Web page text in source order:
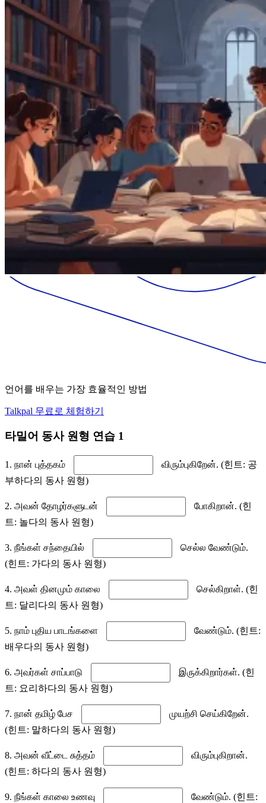
언어를 배우는 가장 효율적인 방법
Talkpal 무료로 체험하기
타밀어 동사 원형 연습 1
1. நான் புத்தகம்
விரும்புகிறேன். (힌트: 공
부하다의 동사 원형)
2. அவன் தோழர்களுடன்
போகிறான். (힌
트: 놀다의 동사 원형)
3. நீங்கள் சந்தையில்
செல்ல வேண்டும்.
(힌트: 가다의 동사 원형)
4. அவள் தினமும் காலை
செல்கிறாள். (힌
트: 달리다의 동사 원형)
5. நாம் புதிய பாடங்களை
வேண்டும். (힌트:
배우다의 동사 원형)
6. அவர்கள் சாப்பாடு
இருக்கிறார்கள். (힌
트: 요리하다의 동사 원형)
7. நான் தமிழ் பேச
முயற்சி செய்கிறேன்.
(힌트: 말하다의 동사 원형)
8. அவன் வீட்டை சுத்தம்
விரும்புகிறான்.
(힌트: 하다의 동사 원형)
9. நீங்கள் காலை உணவு
வேண்டும். (힌트: